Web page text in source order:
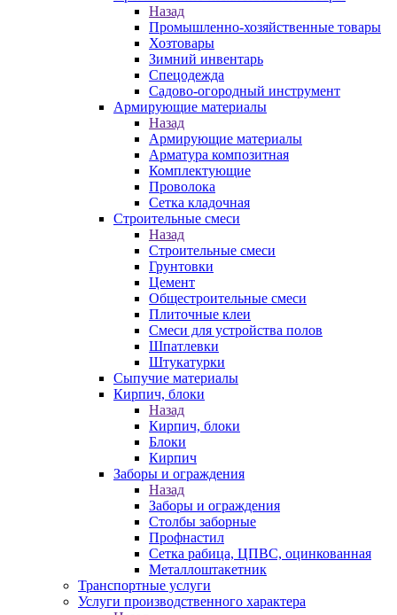
Назад
Промышленно-хозяйственные товары
Хозтовары
Зимний инвентарь
Спецодежда
Садово-огородный инструмент
Армирующие материалы
Назад
Армирующие материалы
Арматура композитная
Комплектующие
Проволока
Сетка кладочная
Строительные смеси
Назад
Строительные смеси
Грунтовки
Цемент
Общестроительные смеси
Плиточные клеи
Смеси для устройства полов
Шпатлевки
Штукатурки
Сыпучие материалы
Кирпич, блоки
Назад
Кирпич, блоки
Блоки
Кирпич
Заборы и ограждения
Назад
Заборы и ограждения
Столбы заборные
Профнастил
Сетка рабица, ЦПВС, оцинкованная
Металлоштакетник
Транспортные услуги
Услуги производственного характера